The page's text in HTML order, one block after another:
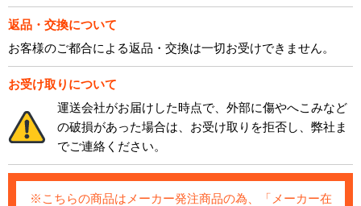
返品・交換について
お客様のご都合による返品・交換は一切お受けできません。
お受け取りについて
運送会社がお届けした時点で、外部に傷やへこみなど
の破損があった場合は、お受け取りを拒否し、弊社ま
でご連絡ください。
※こちらの商品はメーカー発注商品の為、「メーカー在